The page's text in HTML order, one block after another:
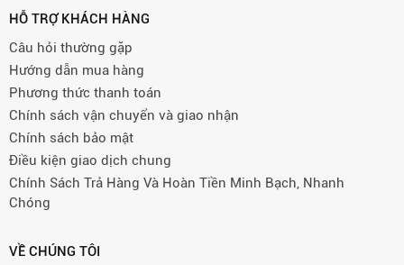
HỖ TRỢ KHÁCH HÀNG
Câu hỏi thường gặp
Hướng dẫn mua hàng
Phương thức thanh toán
Chính sách vận chuyển và giao nhận
Chính sách bảo mật
Điều kiện giao dịch chung
Chính Sách Trả Hàng Và Hoàn Tiền Minh Bạch, Nhanh
Chóng
VỀ CHÚNG TÔI